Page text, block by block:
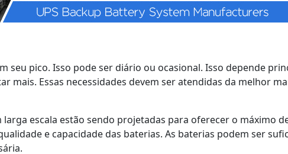
seu pico. Isso pode ser diário ou ocasional. Isso depende
mais. Essas necessidades devem ser atendidas da melhor
escala estão sendo projetadas para oferecer o máximo
e capacidade das baterias. As baterias podem ser